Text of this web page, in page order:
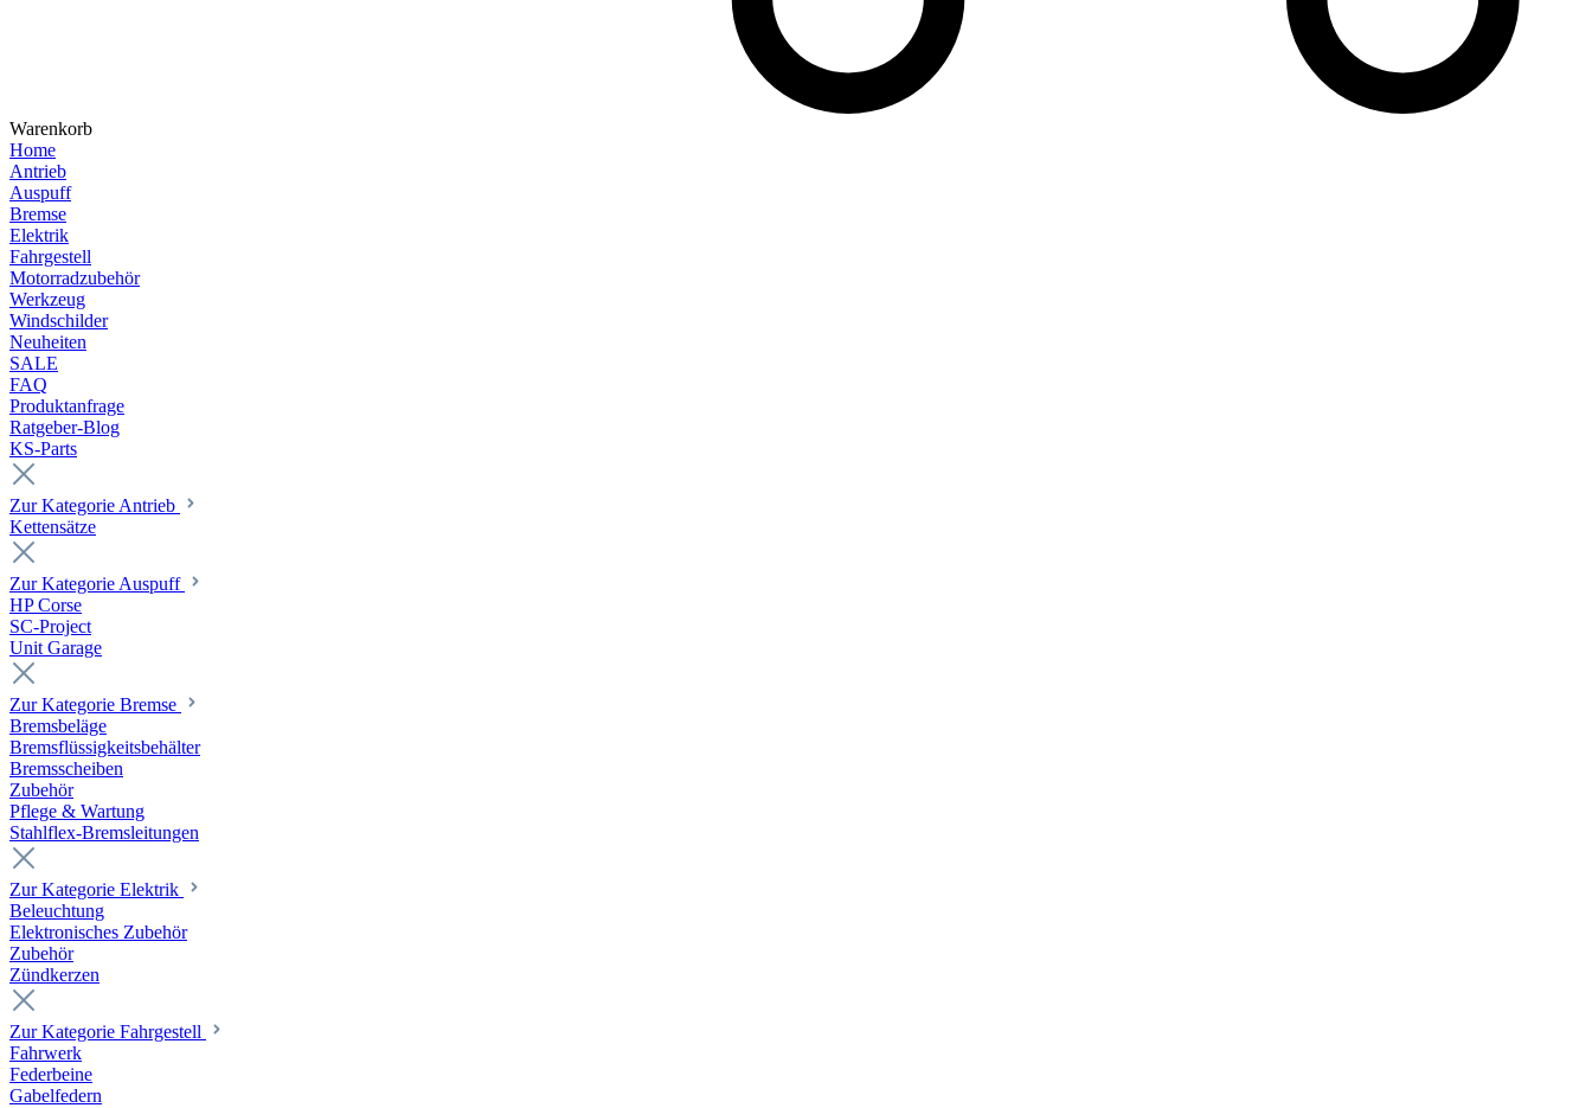
Warenkorb
Home
Antrieb
Auspuff
Bremse
Elektrik
Fahrgestell
Motorradzubehör
Werkzeug
Windschilder
Neuheiten
SALE
FAQ
Produktanfrage
Ratgeber-Blog
KS-Parts
Zur Kategorie Antrieb
Kettensätze
Zur Kategorie Auspuff
HP Corse
SC-Project
Unit Garage
Zur Kategorie Bremse
Bremsbeläge
Bremsflüssigkeitsbehälter
Bremsscheiben
Zubehör
Pflege & Wartung
Stahlflex-Bremsleitungen
Zur Kategorie Elektrik
Beleuchtung
Elektronisches Zubehör
Zubehör
Zündkerzen
Zur Kategorie Fahrgestell
Fahrwerk
Federbeine
Gabelfedern